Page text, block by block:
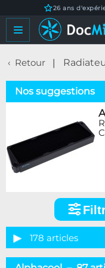
26 ans
Retour
Nos suggestions
articles
Catégorie
178 articles